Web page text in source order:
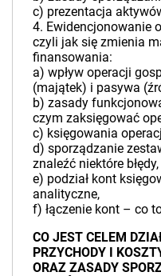
c) prezentacja
4. Ewidencjonowanie
czyli jak się zmienia
finansowania:
a) wpływ operacji
(majątek) i pasywa
b) zasady
czym zaksięgować
c) księgowania
d) sporządzanie
znaleźć niektóre błędy,
e) podział kont
analityczne,
f) łączenie kont – co
CO JEST CELEM
PRZYCHODY I
ORAZ ZASADY